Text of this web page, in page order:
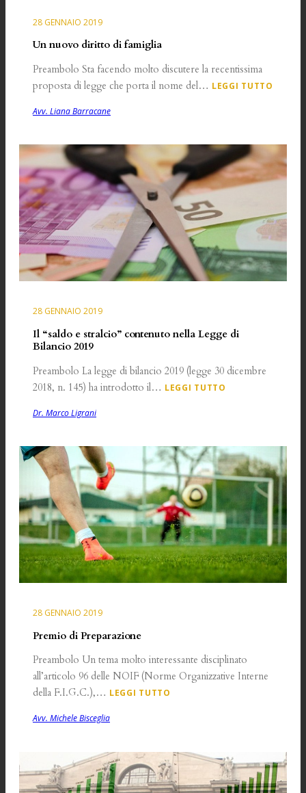
28 GENNAIO 2019
Un nuovo diritto di famiglia
Preambolo Sta facendo molto discutere la recentissima
proposta di legge che porta il nome del… LEGGI TUTTO
Avv. Liana Barracane
28 GENNAIO 2019
Il “saldo e stralcio” contenuto nella Legge di
Bilancio 2019
Preambolo La legge di bilancio 2019 (legge 30 dicembre
2018, n. 145) ha introdotto il… LEGGI TUTTO
Dr. Marco Ligrani
28 GENNAIO 2019
Premio di Preparazione
Preambolo Un tema molto interessante disciplinato
all’articolo 96 delle NOIF (Norme Organizzative Interne
della F.I.G.C.),… LEGGI TUTTO
Avv. Michele Bisceglia